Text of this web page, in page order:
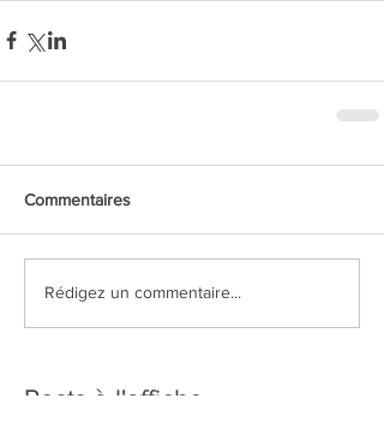
Posts à l'affiche
Commentaires
Rédigez un commentaire...